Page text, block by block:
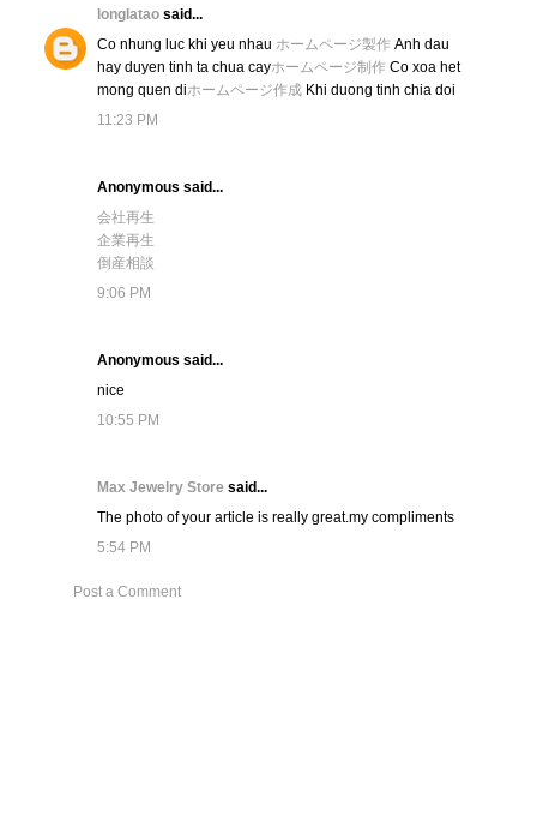
longlatao said...
Co nhung luc khi yeu nhau ホームページ製作 Anh dau
hay duyen tinh ta chua cayホームページ制作 Co xoa het
mong quen diホームページ作成Khi duong tinh chia doi
11:23 PM
Anonymous said...
会社再生
企業再生
倒産相談
9:06 PM
Anonymous said...
nice
10:55 PM
Max Jewelry Store said...
The photo of your article is really great.my compliments
5:54 PM
Post a Comment